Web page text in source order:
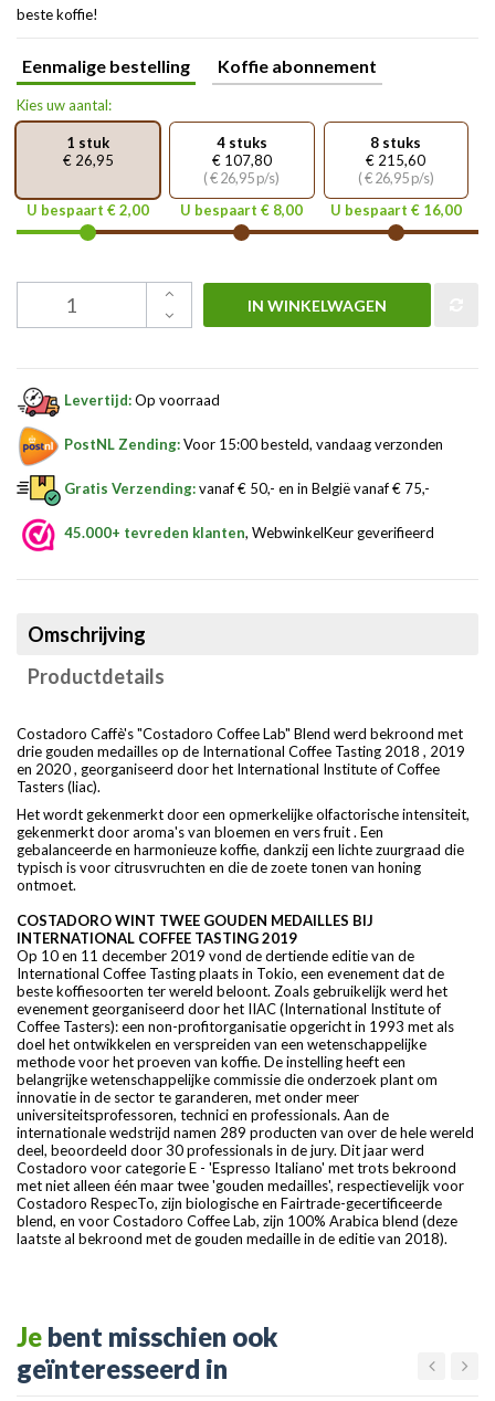
beste koffie!
Eenmalige bestelling Koffie abonnement
Kies uw aantal:
1 stuk
€ 26,95
U bespaart € 2,00
4 stuks
€ 107,80
( € 26,95 p/s)
U bespaart € 8,00
8 stuks
€ 215,60
( € 26,95 p/s)
U bespaart € 16,00
IN WINKELWAGEN
Levertijd:Op voorraad
PostNL Zending:Voor 15:00 besteld, vandaag verzonden
Gratis Verzending:vanaf € 50,- en in België vanaf € 75,-
45.000+ tevreden klanten, WebwinkelKeur geverifieerd
Omschrijving
Productdetails
Costadoro Caffè's "Costadoro Coffee Lab" Blend werd bekroond met
drie gouden medailles op de International Coffee Tasting 2018 , 2019
en 2020 , georganiseerd door het International Institute of Coffee
Tasters (liac).
Het wordt gekenmerkt door een opmerkelijke olfactorische intensiteit,
gekenmerkt door aroma's van bloemen en vers fruit . Een
gebalanceerde en harmonieuze koffie, dankzij een lichte zuurgraad die
typisch is voor citrusvruchten en die de zoete tonen van honing
ontmoet.
COSTADORO WINT TWEE GOUDEN MEDAILLES BIJ
INTERNATIONAL COFFEE TASTING 2019
Op 10 en 11 december 2019 vond de dertiende editie van de
International Coffee Tasting plaats in Tokio, een evenement dat de
beste koffiesoorten ter wereld beloont. Zoals gebruikelijk werd het
evenement georganiseerd door het IIAC (International Institute of
Coffee Tasters): een non-profitorganisatie opgericht in 1993 met als
doel het ontwikkelen en verspreiden van een wetenschappelijke
methode voor het proeven van koffie. De instelling heeft een
belangrijke wetenschappelijke commissie die onderzoek plant om
innovatie in de sector te garanderen, met onder meer
universiteitsprofessoren, technici en professionals. Aan de
internationale wedstrijd namen 289 producten van over de hele wereld
deel, beoordeeld door 30 professionals in de jury. Dit jaar werd
Costadoro voor categorie E - 'Espresso Italiano' met trots bekroond
met niet alleen één maar twee 'gouden medailles', respectievelijk voor
Costadoro RespecTo, zijn biologische en Fairtrade-gecertificeerde
blend, en voor Costadoro Coffee Lab, zijn 100% Arabica blend (deze
laatste al bekroond met de gouden medaille in de editie van 2018).
Je bent misschien ook
geïnteresseerd in